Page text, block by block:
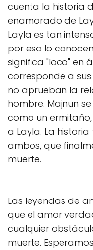
cuenta la historia
enamorado de
Layla es tan
por eso lo
significa "loco" en
corresponde a
no aprueban la
hombre. Majnun
como un
a Layla. La
ambos, que
muerte.
Las leyendas de
que el amor
cualquier
muerte.